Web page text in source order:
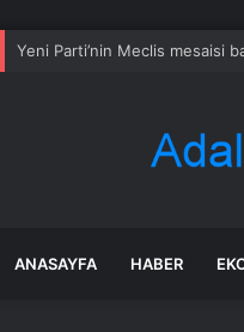
Yeni Parti’nin Meclis mesaisi
ANASAYFA HABER